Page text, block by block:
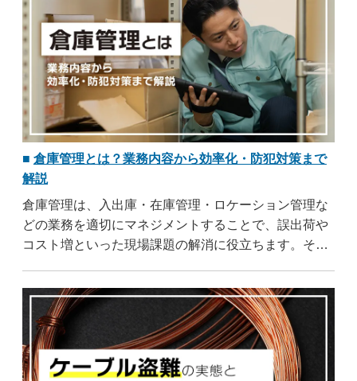
倉庫管理とは？業務内容から効率化・防犯対策まで
解説
倉庫管理は、入出庫・在庫管理・ロケーション管理な
どの業務を適切にマネジメントすることで、誤出荷や
コスト増といった現場課題の解消に役立ちます。そこ
広く解説します。業務改善や防犯対策の参考としてご
活用ください。